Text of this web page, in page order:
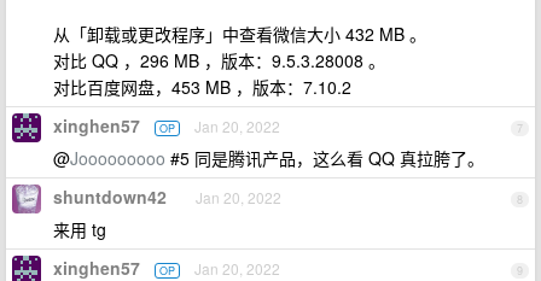
从「卸载或更改程序」中查看微信大小 432 MB 。
对比 QQ ，296 MB ，版本：9.5.3.28008 。
对比百度网盘，453 MB ，版本：7.10.2
7
xinghen57 OP Jan 20, 2022
@Jooooooooo #5 同是腾讯产品，这么看 QQ 真拉胯了。
8
shuntdown42 Jan 20, 2022
来用 tg
9
xinghen57 OP Jan 20, 2022